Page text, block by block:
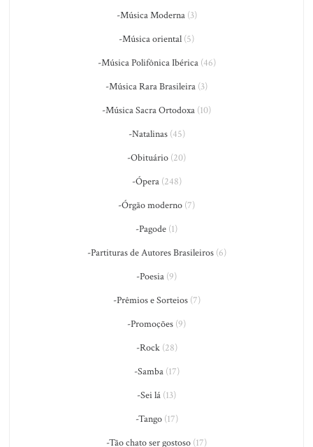
-Música Moderna(3)
-Música oriental (5)
-Música Polifônica Ibérica(46)
-Música Rara Brasileira (3)
-Música Sacra Ortodoxa (10)
-Natalinas(45)
-Obituário (20)
-Ópera(248)
-Órgão moderno (7)
-Pagode (1)
-Partituras de Autores Brasileiros(6)
-Poesia (9)
-Prêmios e Sorteios(7)
-Promoções (9)
-Rock(28)
-Samba(17)
-Sei lá (13)
-Tango(17)
-Tão chato ser gostoso (17)